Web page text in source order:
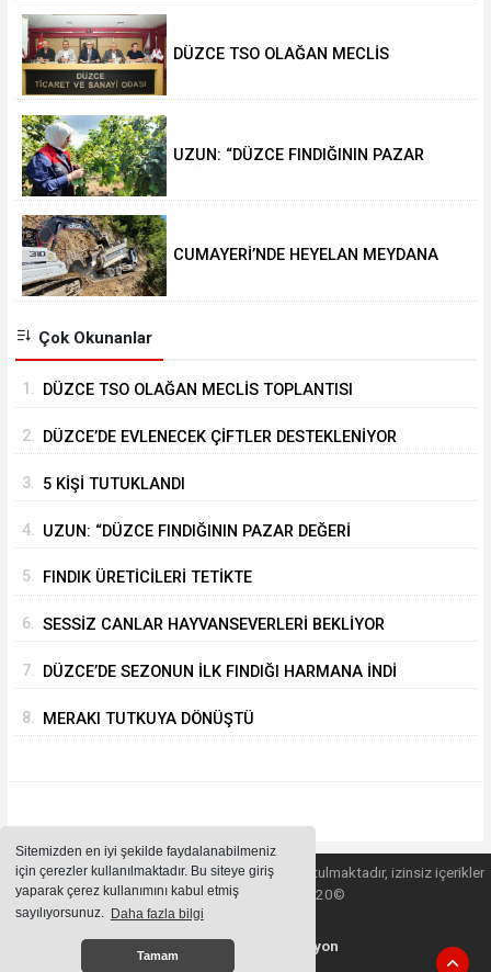
Sitemizden en iyi şekilde faydalanabilmeniz
için çerezler kullanılmaktadır. Bu siteye giriş
yaparak çerez kullanımını kabul etmiş
sayılıyorsunuz. Daha fazla bilgi
Tamam
DÜZCE TSO OLAĞAN MECLİS
UZUN: “DÜZCE FINDIĞININ PAZAR
CUMAYERİ’NDE HEYELAN MEYDANA
Çok Okunanlar
1. DÜZCE TSO OLAĞAN MECLİS TOPLANTISI
2. DÜZCE’DE EVLENECEK ÇİFTLER DESTEKLENİYOR
3. 5 KİŞİ TUTUKLANDI
4. UZUN: “DÜZCE FINDIĞININ PAZAR DEĞERİ
5. FINDIK ÜRETİCİLERİ TETİKTE
6. SESSİZ CANLAR HAYVANSEVERLERİ BEKLİYOR
7. DÜZCE’DE SEZONUN İLK FINDIĞI HARMANA İNDİ
8. MERAKI TUTKUYA DÖNÜŞTÜ
Sitemizde bulunan içeriklerin tüm hakları saklı tutulmaktadır, izinsiz içerikler
kullanılamaz. Copyright 2020©
Haber Yazılımı:
Web Aksiyon
haber yazılımı
haber scripti haber script